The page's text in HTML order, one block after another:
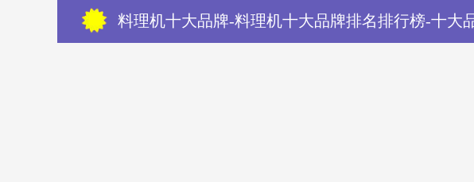
料理机十大品牌-料理机十大品牌排名排行榜-十大